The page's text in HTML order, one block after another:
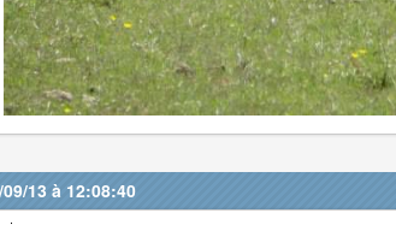
13 à 12:08:40